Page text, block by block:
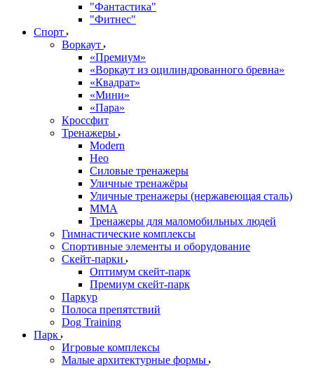
"Фантастика"
"Фитнес"
Спорт
Воркаут
«Премиум»
«Воркаут из оцилиндрованного бревна»
«Квадрат»
«Мини»
«Пара»
Кроссфит
Тренажеры
Modern
Нео
Силовые тренажеры
Уличные тренажёры
Уличные тренажеры (нержавеющая сталь)
ММА
Тренажеры для маломобильных людей
Гимнастические комплексы
Спортивные элементы и оборудование
Скейт-парки
Оптимум скейт-парк
Премиум скейт-парк
Паркур
Полоса препятствий
Dog Training
Парк
Игровые комплексы
Малые архитектурные формы